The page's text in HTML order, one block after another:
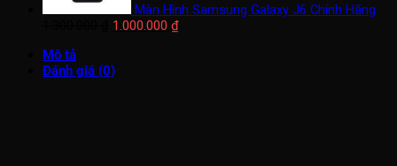
Màn Hình Samsung Galaxy J6 Chính Hãng
Giá
1.300.000 ₫.
1.000.000 ₫Giá
Mô tả
Đánh giá (0)